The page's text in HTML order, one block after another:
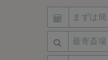
まずは
最寄斎